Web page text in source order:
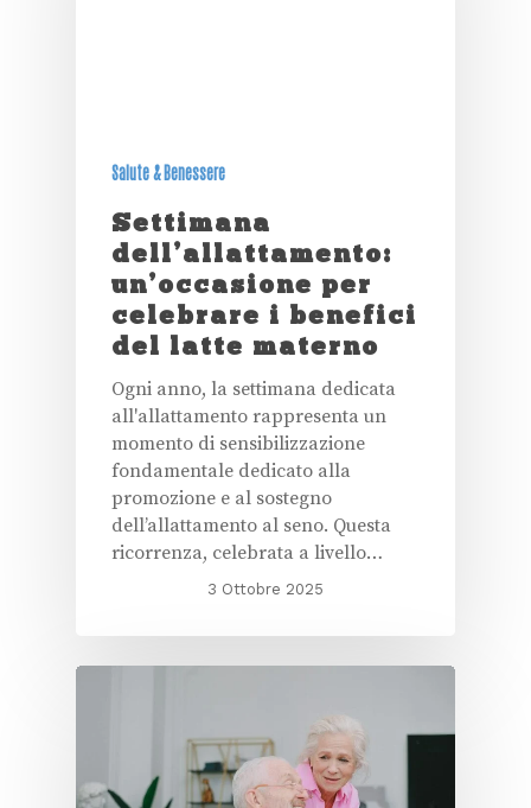
Salute & Benessere
Settimana
dell’allattamento:
un’occasione per
celebrare i benefici
del latte materno
Ogni anno, la settimana dedicata
all'allattamento rappresenta un
momento di sensibilizzazione
fondamentale dedicato alla
promozione e al sostegno
dell’allattamento al seno. Questa
ricorrenza, celebrata a livello…
3 Ottobre 2025